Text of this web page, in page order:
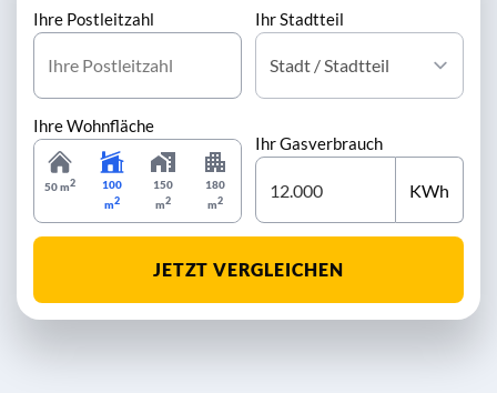
Ihre Postleitzahl Ihr Stadtteil
Ihre Wohnfläche
50 m2
100
m2
150
m2
180
m2
Ihr Gasverbrauch
KWh
JETZT VERGLEICHEN